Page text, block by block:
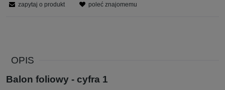
zapytaj o produkt poleć znajomemu
OPIS
Balon foliowy - cyfra 1